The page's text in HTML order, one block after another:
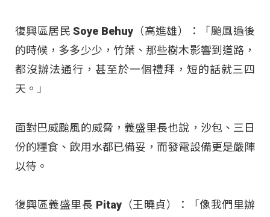
復興區居民 Soye Behuy（高進雄）：「颱風過後
的時候，多多少少，竹葉、那些樹木影響到道路，
都沒辦法通行，甚至於一個禮拜，短的話就三四
天。」
面對巴威颱風的威脅，義盛里長也說，沙包、三日
份的糧食、飲用水都已備妥，而發電設備更是嚴陣
以待 。
復興區義盛里長 Pitay（王曉貞）：「像我們里辦